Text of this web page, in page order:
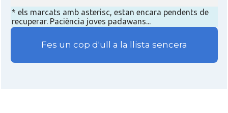
* els marcats amb asterisc, estan encara pendents de
recuperar. Paciència joves padawans...
Fes un cop d'ull a la llista sencera